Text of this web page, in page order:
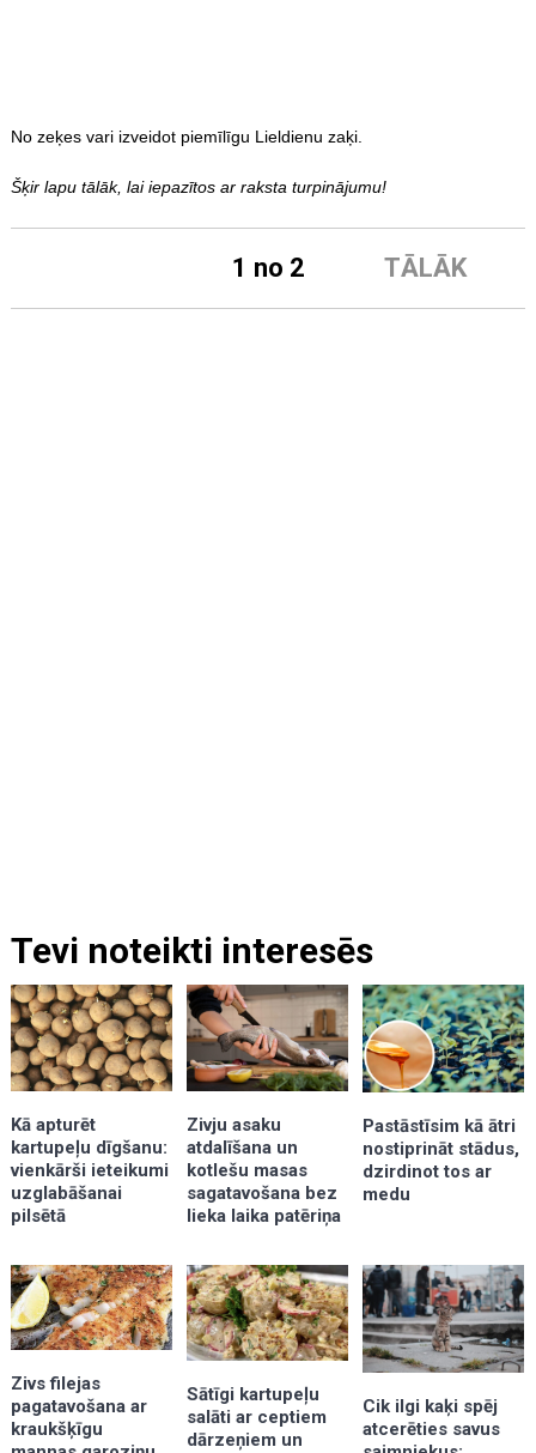
No zeķes vari izveidot piemīlīgu Lieldienu zaķi.
Šķir lapu tālāk, lai iepazītos ar raksta turpinājumu!
TĀLĀK
1 no 2
Tevi noteikti interesēs
Kā apturēt
kartupeļu dīgšanu:
vienkārši ieteikumi
uzglabāšanai
pilsētā
Zivju asaku
atdalīšana un
kotlešu masas
sagatavošana bez
lieka laika patēriņa
Pastāstīsim kā ātri
nostiprināt stādus,
dzirdinot tos ar
medu
Zivs filejas
pagatavošana ar
kraukšķīgu
Sātīgi kartupeļu
salāti ar ceptiem
dārzeņiem un
Cik ilgi kaķi spēj
atcerēties savus